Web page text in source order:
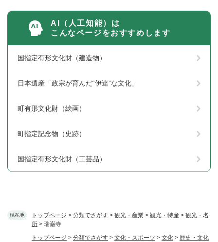
現在地 トップページ > 分類でさがす > 観光・産業 > 観光・特産 > 観光・名
所 > 瑞巌寺
トップページ > 分類でさがす > 文化・スポーツ > 文化 > 歴史・文化
AI（人工知能）は
こんなページをおすすめします
国指定有形文化財（建造物）
日本遺産「政宗が育んだ“伊達”な文化」
町有形文化財（絵画）
町指定記念物（史跡）
国指定有形文化財（工芸品）